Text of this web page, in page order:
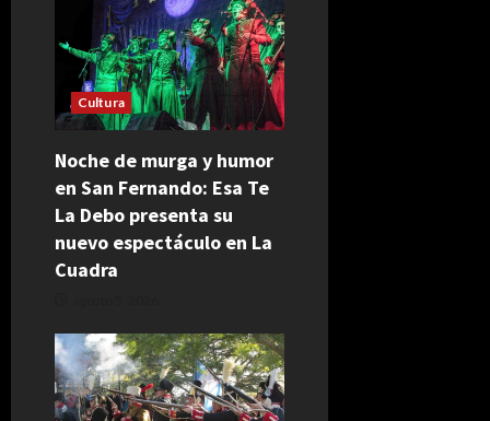
Cultura
Noche de murga y humor
en San Fernando: Esa Te
La Debo presenta su
nuevo espectáculo en La
Cuadra